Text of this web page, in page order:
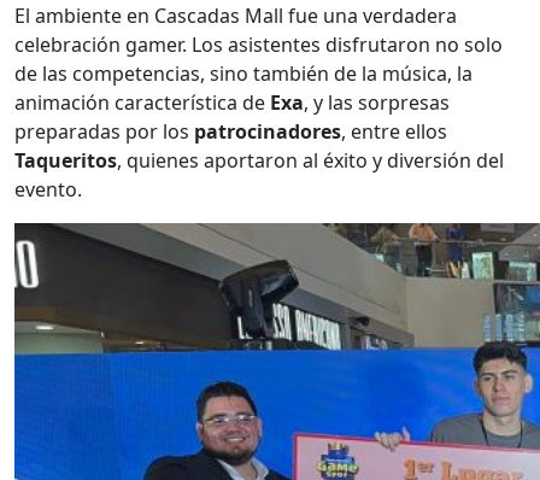
El ambiente en Cascadas Mall fue una verdadera
celebración gamer. Los asistentes disfrutaron no solo
de las competencias, sino también de la música, la
animación característica de Exa, y las sorpresas
preparadas por los patrocinadores, entre ellos
Taqueritos, quienes aportaron al éxito y diversión del
evento.